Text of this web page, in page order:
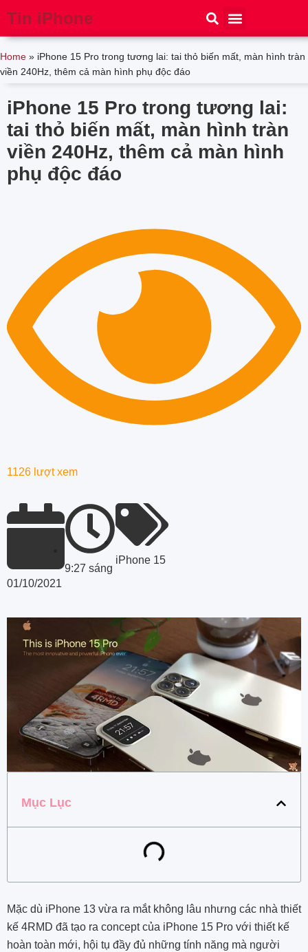
Tin iPhone
Home » iPhone 15 Pro trong tương lai: tai thỏ biến mất, màn hình tràn
viền 240Hz, thêm cả màn hình phụ độc đáo
iPhone 15 Pro trong tương lai:
tai thỏ biến mất, màn hình tràn
viền 240Hz, thêm cả màn hình
phụ độc đáo
1126 lượt xem
01/10/2021
9:27 sáng
iPhone 15
Mục Lục
Mặc dù iPhone 13 vừa ra mắt không lâu nhưng các nhà thiết
kế 4RMD đã tạo ra concept của iPhone 15 Pro với thiết kế
hoàn toàn mới, hội tụ đầy đủ những tính năng mà người